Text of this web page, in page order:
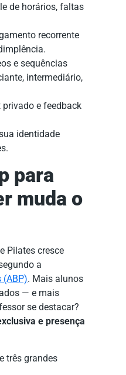
de horários, faltas
recorrente
e sequências
intermediário,
privado e feedback
identidade
para
muda o
Pilates cresce
a
(ABP). Mais alunos
— e mais
se destacar?
e presença
três grandes